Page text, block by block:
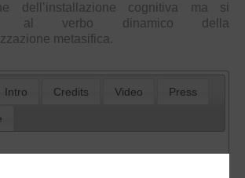
dell’installazione cognitiva ma si
al verbo dinamico della
metasifica.
Intro Credits Video Press